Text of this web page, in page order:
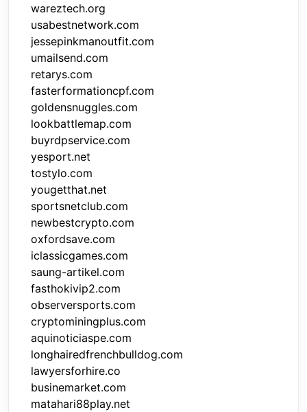
wareztech.org
usabestnetwork.com
jessepinkmanoutfit.com
umailsend.com
retarys.com
fasterformationcpf.com
goldensnuggles.com
lookbattlemap.com
buyrdpservice.com
yesport.net
tostylo.com
yougetthat.net
sportsnetclub.com
newbestcrypto.com
oxfordsave.com
iclassicgames.com
saung-artikel.com
fasthokivip2.com
observersports.com
cryptominingplus.com
aquinoticiaspe.com
longhairedfrenchbulldog.com
lawyersforhire.co
businemarket.com
matahari88play.net